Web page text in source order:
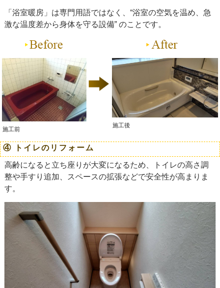
「浴室暖房」は専門用語ではなく、“浴室の空気を温め、急
激な温度差から身体を守る設備” のことです。
施工前
施工後
④ トイレのリフォーム
高齢になると立ち座りが大変になるため、トイレの高さ調
整や手すり追加、スペースの拡張などで安全性が高まりま
す。